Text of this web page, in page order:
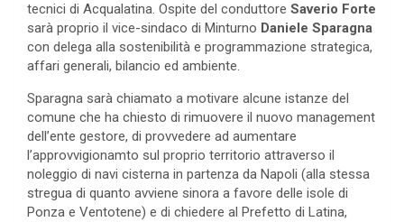
tecnici di Acqualatina. Ospite del conduttore Saverio Forte
sarà proprio il vice-sindaco di Minturno Daniele Sparagna
con delega alla sostenibilità e programmazione strategica,
affari generali, bilancio ed ambiente.
Sparagna sarà chiamato a motivare alcune istanze del
comune che ha chiesto di rimuovere il nuovo management
dell’ente gestore, di provvedere ad aumentare
l’approvvigionamto sul proprio territorio attraverso il
noleggio di navi cisterna in partenza da Napoli (alla stessa
stregua di quanto avviene sinora a favore delle isole di
Ponza e Ventotene) e di chiedere al Prefetto di Latina,